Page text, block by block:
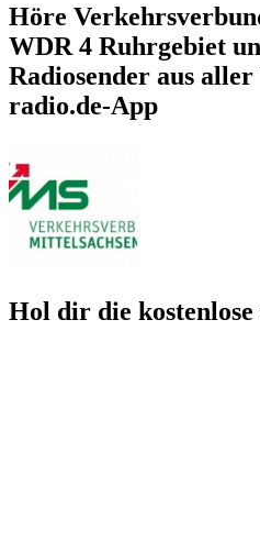
Höre
WDR 4 Ruhrgebiet
Radiosender aus
radio.de-App
Hol dir die